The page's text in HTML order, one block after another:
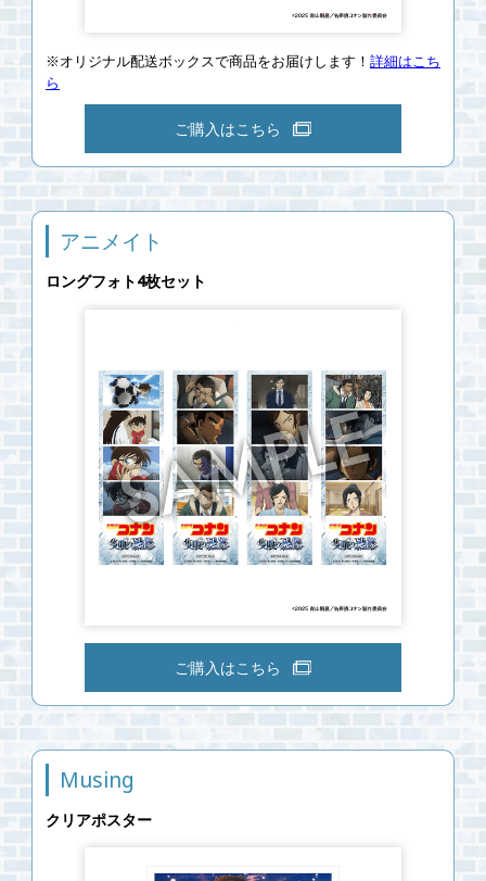
※オリジナル配送ボックスで商品をお届けします！ 詳細はこち
ら
ご購入はこちら
アニメイト
ロングフォト4枚セット
ご購入はこちら
Musing
クリアポスター